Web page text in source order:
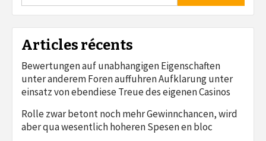
Articles récents
Bewertungen auf unabhangigen Eigenschaften
unter anderem Foren auffuhren Aufklarung unter
einsatz von ebendiese Treue des eigenen Casinos
Rolle zwar betont noch mehr Gewinnchancen, wird
aber qua wesentlich hoheren Spesen en bloc